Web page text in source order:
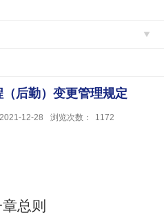
后勤）变更管理规定
12-28 浏览次数： 1172
总则